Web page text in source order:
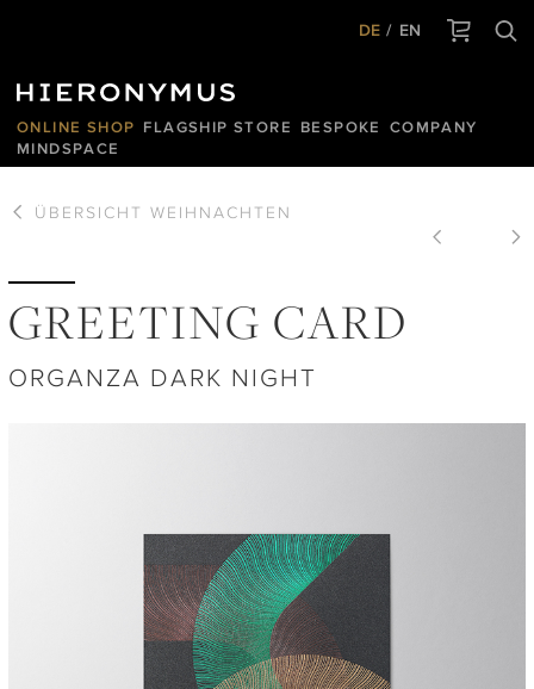
DE EN
ONLINE SHOP FLAGSHIP STORE BESPOKE
COMPANY
MINDSPACE
ÜBERSICHT WEIHNACHTEN
GREETING CARD
ORGANZA DARK NIGHT